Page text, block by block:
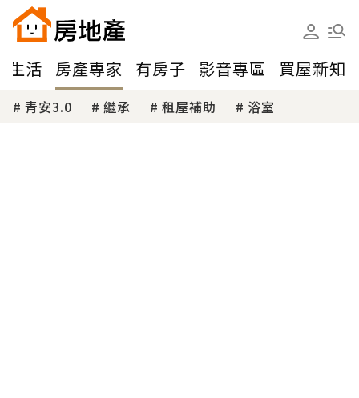
生活 房產專家 有房子 影音專區 買屋新知
青安3.0 繼承 租屋補助 浴室